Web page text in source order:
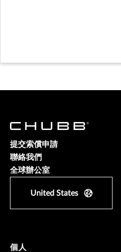
提交索償申請
聯絡我們
全球辦公室
United States
個人